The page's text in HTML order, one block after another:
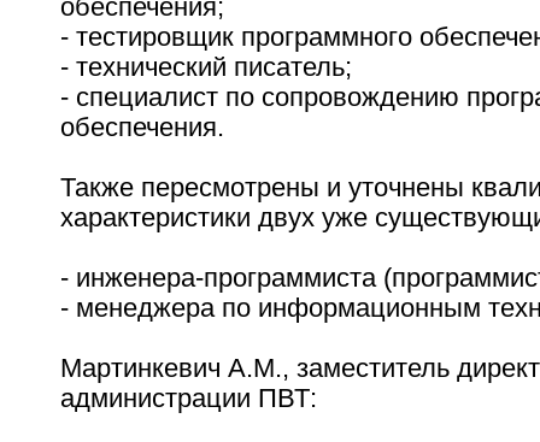
обеспечения;
- тестировщик программного
- технический писатель;
- специалист по сопровождению
обеспечения.
Также пересмотрены и уточнены
характеристики двух уже
- инженера-программиста
- менеджера по информационным
Мартинкевич А.М., заместитель
администрации ПВТ: